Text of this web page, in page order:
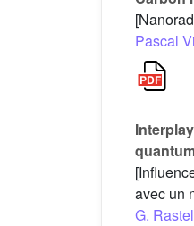
Pascal
avec un
G.